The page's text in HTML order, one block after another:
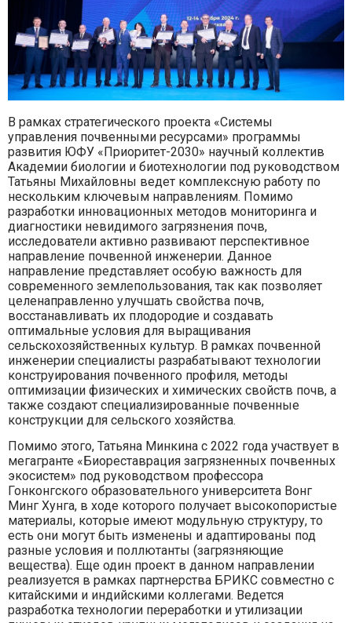
В рамках стратегического проекта «Системы
управления почвенными ресурсами» программы
развития ЮФУ «Приоритет-2030» научный коллектив
Академии биологии и биотехнологии под руководством
Татьяны Михайловны ведет комплексную работу по
нескольким ключевым направлениям. Помимо
разработки инновационных методов мониторинга и
диагностики невидимого загрязнения почв,
исследователи активно развивают перспективное
направление почвенной инженерии. Данное
направление представляет особую важность для
современного землепользования, так как позволяет
целенаправленно улучшать свойства почв,
восстанавливать их плодородие и создавать
оптимальные условия для выращивания
сельскохозяйственных культур. В рамках почвенной
инженерии специалисты разрабатывают технологии
конструирования почвенного профиля, методы
оптимизации физических и химических свойств почв, а
также создают специализированные почвенные
конструкции для сельского хозяйства.
Помимо этого, Татьяна Минкина с 2022 года участвует в
мегагранте «Биореставрация загрязненных почвенных
экосистем» под руководством профессора
Гонконгского образовательного университета Вонг
Минг Хунга, в ходе которого получает высокопористые
материалы, которые имеют модульную структуру, то
есть они могут быть изменены и адаптированы под
разные условия и поллютанты (загрязняющие
вещества). Еще один проект в данном направлении
реализуется в рамках партнерства БРИКС совместно с
китайскими и индийскими коллегами. Ведется
разработка технологии переработки и утилизации